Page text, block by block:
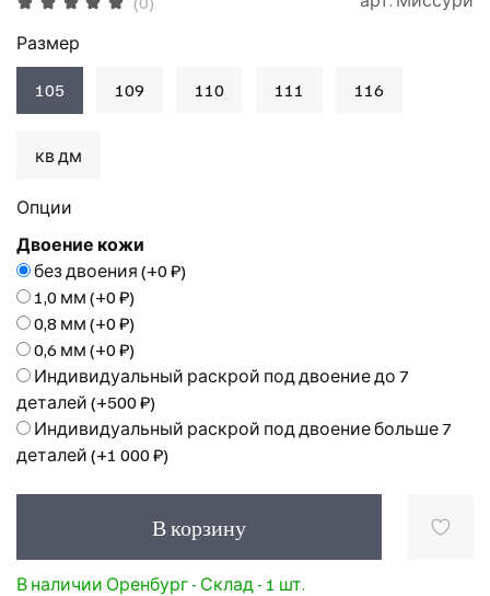
В корзину
В наличии Оренбург - Склад - 1 шт.
Размер
105 109 110 111 116
кв дм
Опции
Двоение кожи
без двоения (+0 ₽)
1,0 мм (+0 ₽)
0,8 мм (+0 ₽)
0,6 мм (+0 ₽)
Индивидуальный раскрой под двоение до 7
деталей (+500 ₽)
Индивидуальный раскрой под двоение больше 7
деталей (+1 000 ₽)